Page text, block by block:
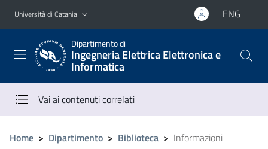
Vai al contenuto principale
Vai al menu di navigazione
Università di Catania ENG
Dipartimento di
Ingegneria Elettrica Elettronica e
Informatica
Vai ai contenuti correlati
Home > Dipartimento > Biblioteca > Informazioni